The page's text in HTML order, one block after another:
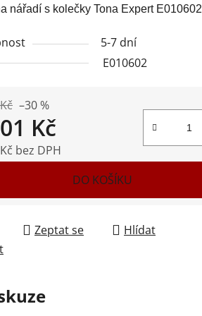
nářadí s kolečky Tona Expert E010602
5-7 dní
E010602
–30 %
Kč
bez DPH
DO KOŠÍKU
Zeptat se
Hlídat